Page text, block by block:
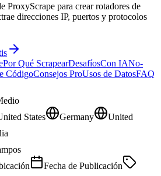
ProxyScrape para crear rotadores de
direcciones IP, puertos y protocolos
Por Qué ScrapearDesafíosCon IANo-
CódigoConsejos ProUsos de DatosFAQ
States Germany
United
Fecha de Publicación